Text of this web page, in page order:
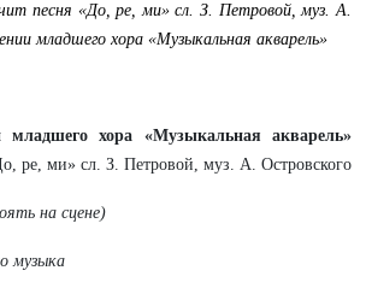
песня «До, ре, ми» сл. З. Петровой, муз. А.
младшего хора «Музыкальная акварель»
младшего хора «Музыкальная акварель»
ре, ми» сл. З. Петровой, муз. А. Островского
на сцене)
музыка